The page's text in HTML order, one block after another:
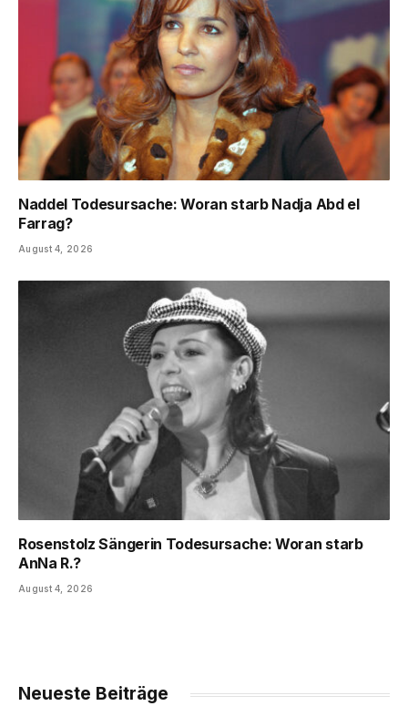
Naddel Todesursache: Woran starb Nadja Abd el
Farrag?
August 4, 2026
Rosenstolz Sängerin Todesursache: Woran starb
AnNa R.?
August 4, 2026
Neueste Beiträge